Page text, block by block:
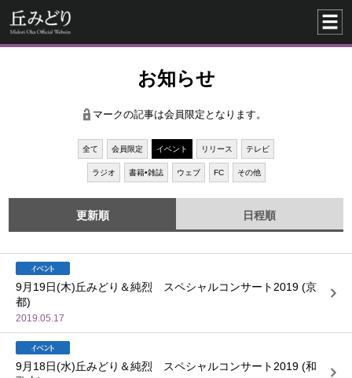
お知らせ
マークの記事は会員限定となります。
全て 会員限定 イベント リリース テレビ
ラジオ 書籍•雑誌 ウェブ FC その他
更新順 日程順
9月19日(木)丘みどり＆純烈 スペシャルコンサート2019 (京
都)
2019.05.17
9月18日(水)丘みどり＆純烈 スペシャルコンサート2019 (和